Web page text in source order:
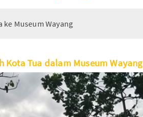
ke Museum Wayang
Kota Tua dalam Museum Wayang